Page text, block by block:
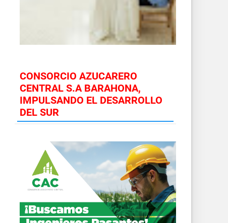
CONSORCIO AZUCARERO
CENTRAL S.A BARAHONA,
IMPULSANDO EL DESARROLLO
DEL SUR